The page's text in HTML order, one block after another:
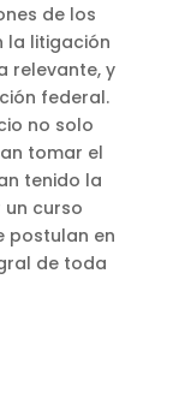
de los
la litigación
relevante, y
federal.
no solo
tomar el
tenido la
curso
postulan en
de toda